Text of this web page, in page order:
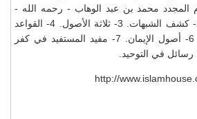
المجدد محمد بن عبد الوهاب - رحمه الله -
وهي: 1- كتاب التوحيد. 2- كشف الشبهات. 3- ثلاثة الأصول. 4- القواعد
الأربع. 5- فضل الإسلام. 6- أصول الإيمان. 7- مفيد المستفيد في كفر
http://